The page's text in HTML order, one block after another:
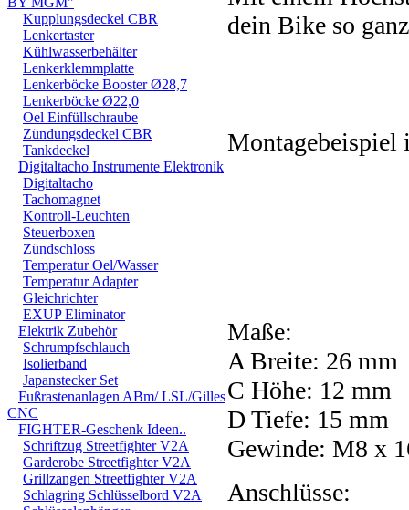
Kupplungsdeckel CBR
Lenkertaster
Kühlwasserbehälter
Lenkerklemmplatte
Lenkerböcke Booster Ø28,7
Lenkerböcke Ø22,0
Oel Einfüllschraube
Zündungsdeckel CBR
Tankdeckel
Digitaltacho Instrumente Elektronik
Digitaltacho
Tachomagnet
Kontroll-Leuchten
Steuerboxen
Zündschloss
Temperatur Oel/Wasser
Temperatur Adapter
Gleichrichter
EXUP Eliminator
Elektrik Zubehör
Schrumpfschlauch
Isolierband
Japanstecker Set
Fußrastenanlagen ABm/ LSL/Gilles
CNC
FIGHTER-Geschenk Ideen..
Schriftzug Streetfighter V2A
Garderobe Streetfighter V2A
Grillzangen Streetfighter V2A
Schlagring Schlüsselbord V2A
dein Bike so
Montagebeispiel
Maße:
A Breite: 26 mm
C Höhe: 12 mm
D Tiefe: 15 mm
Gewinde: M8 x
Anschlüsse: